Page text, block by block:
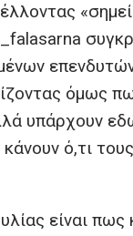
όμως
υπάρχουν
ό,τι
είναι πως